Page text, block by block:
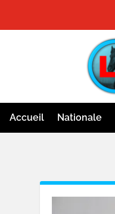
Accueil Nationale